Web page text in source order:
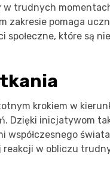
w trudnych
zakresie pomaga
które są
krokiem w
Dzięki inicjatywom
reakcji w obliczu